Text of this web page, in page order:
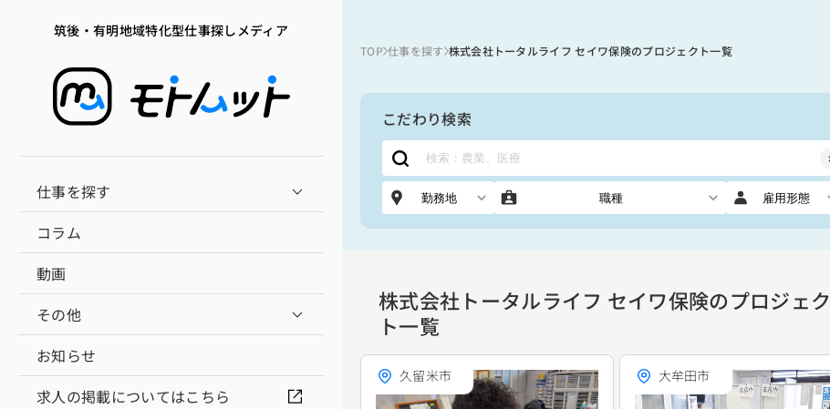
筑後・有明地域特化型仕事探しメディア
仕事を探す
コラム
動画
その他
お知らせ
求人の掲載についてはこちら
TOP 仕事を探す 株式会社トータルライフ セイワ保険のプロジェクト一覧
こだわり検索
勤務地 職種 雇用形態
株式会社トータルライフ セイワ保険のプロジェク
ト一覧
久留米市 大牟田市